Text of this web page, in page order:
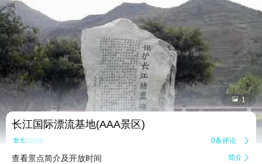
 1
长江国际漂流基地(AAA景区)
暂无点评 0条评论 
查看景点简介及开放时间 简介 
